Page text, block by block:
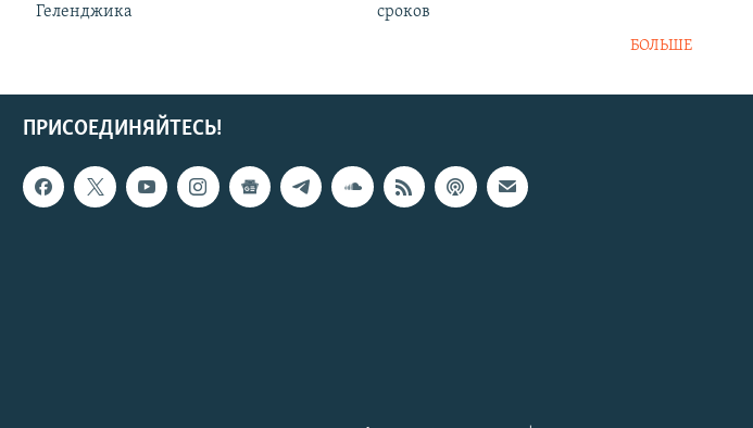
Геленджика
сроков
БОЛЬШЕ
ПРИСОЕДИНЯЙТЕСЬ!